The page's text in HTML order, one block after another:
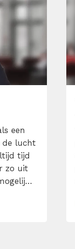
een
de lucht
tijd
zo uit